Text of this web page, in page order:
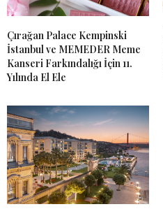
Çırağan Palace Kempinski
İstanbul ve MEMEDER Meme
Kanseri Farkındalığı İçin 11.
Yılında El Ele